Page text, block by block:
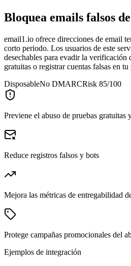
Bloquea emails falsos de
email1.io ofrece direcciones de email
corto periodo. Los usuarios de este
desechables para evadir la verificación
gratuitas o registrar cuentas falsas en
DisposableNo DMARCRisk 85/100
Previene el abuso de pruebas gratuitas
Reduce registros falsos y bots
Mejora las métricas de entregabilidad
Protege campañas promocionales del
Ejemplos de integración